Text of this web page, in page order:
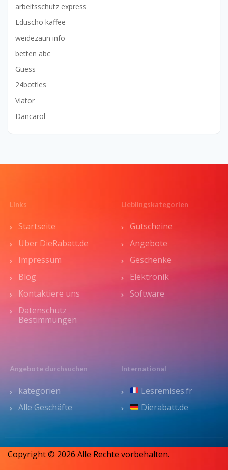
arbeitsschutz express
Eduscho kaffee
weidezaun info
betten abc
Guess
24bottles
Viator
Dancarol
Links
Startseite
Über DieRabatt.de
Impressum
Blog
Kontaktiere uns
Datenschutz
Bestimmungen
Lieblingskategorien
Gutscheine
Angebote
Geschenke
Elektronik
Software
Angebote durchsuchen
kategorien
Alle Geschäfte
International
Lesremises.fr
Dierabatt.de
Copyright © 2026 Alle Rechte vorbehalten.